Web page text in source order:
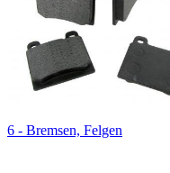
6 - Bremsen, Felgen